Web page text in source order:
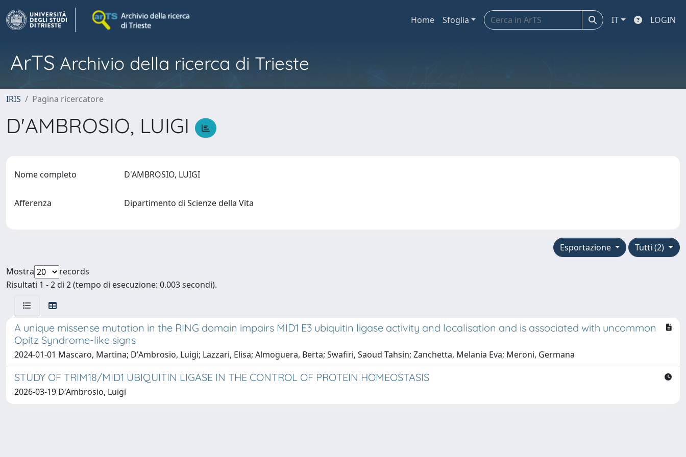
Home Sfoglia IT LOGIN
ArTS Archivio della ricerca di Trieste
IRIS Pagina ricercatore
D'AMBROSIO, LUIGI
Nome completo D'AMBROSIO, LUIGI
Afferenza Dipartimento di Scienze della Vita
Tutti (2)
Esportazione
Mostra
records
Risultati 1 - 2 di 2 (tempo di esecuzione: 0.003 secondi).
A unique missense mutation in the RING domain impairs MID1 E3 ubiquitin ligase activity and localisation and is associated with uncommon
Opitz Syndrome-like signs
2024-01-01 Mascaro, Martina; D'Ambrosio, Luigi; Lazzari, Elisa; Almoguera, Berta; Swafiri, Saoud Tahsin; Zanchetta, Melania Eva; Meroni, Germana
STUDY OF TRIM18/MID1 UBIQUITIN LIGASE IN THE CONTROL OF PROTEIN HOMEOSTASIS
2026-03-19 D'Ambrosio, Luigi